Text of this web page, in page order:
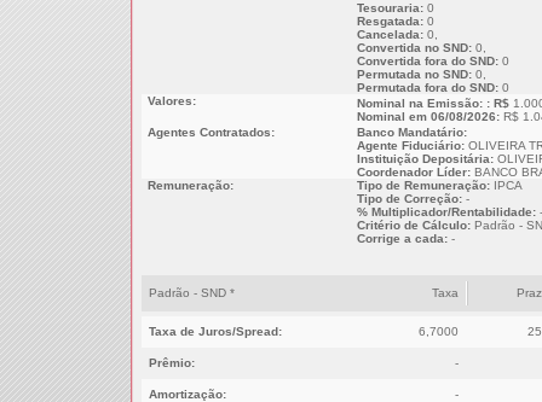
Tesouraria:0
Resgatada:0
Cancelada:0,
Convertida no SND:0,
Convertida fora do SND:0
Permutada no SND:0,
Permutada fora do SND:0
Valores:
Nominal na Emissão: : R$
Nominal em 06/08/2026:R$
Agentes Contratados:
Banco Mandatário:
Agente Fiduciário:OLIVEIRA
Instituição Depositária:
Coordenador Líder:BANCO
Remuneração:
Tipo de Remuneração:IPCA
Tipo de Correção:-
% Multiplicador/Rentabilidade:-
Critério de Cálculo:Padrão -
Corrige a cada:-
Padrão - SND * Taxa
Taxa de Juros/Spread: 6,7000
Prêmio: -
Amortização: -